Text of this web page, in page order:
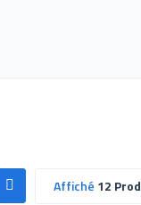
Affiché 12